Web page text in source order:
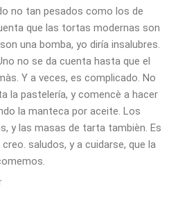
no tan pesados como los de
que las tortas modernas son
una bomba, yo diría insalubres.
no se da cuenta hasta que el
Y a veces, es complicado. No
la pastelería, y comencè a hacer
la manteca por aceite. Los
y las masas de tarta tambièn. Es
saludos, y a cuidarse, que la